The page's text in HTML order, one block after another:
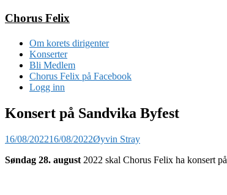
Gå
innhold
Chorus Felix
Om korets dirigenter
Konserter
Bli Medlem
Chorus Felix på Facebook
Logg inn
Konsert på Sandvika Byfest
16/08/202216/08/2022Øyvin Stray
Søndag 28. august 2022 skal Chorus Felix ha konsert på